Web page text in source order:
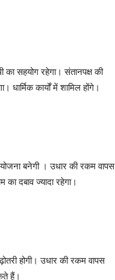
सहयोग रहेगा। संतानपक्ष की
कार्यों में शामिल होंगे।
बनेगी । उधार की रकम वापस
दबाव ज्यादा रहेगा।
होगी। उधार की रकम वापस
हैं।